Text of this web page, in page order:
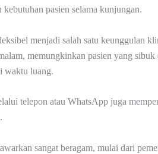
kebutuhan pasien selama kunjungan.
menjadi salah satu keunggulan
memungkinkan pasien yang
waktu luang.
telepon atau WhatsApp juga
sangat beragam, mulai dari